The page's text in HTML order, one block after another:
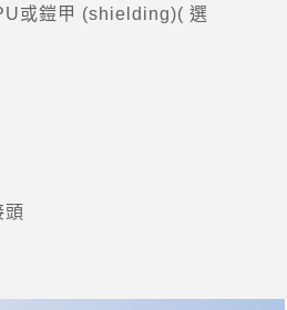
或鎧甲 (shielding)( 選
頭